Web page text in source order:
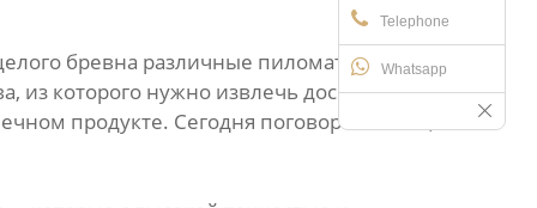
Telephone
Whatsapp
бревна различные пиломатериалы,
из которого нужно извлечь доски, брусья
продукте. Сегодня поговорим о том,